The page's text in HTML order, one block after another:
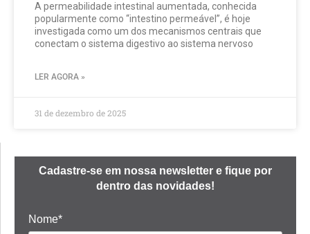
A permeabilidade intestinal aumentada, conhecida
popularmente como “intestino permeável”, é hoje
investigada como um dos mecanismos centrais que
conectam o sistema digestivo ao sistema nervoso
LER AGORA »
31 de dezembro de 2025
Cadastre-se em nossa newsletter e fique por
dentro das novidades!
Nome*